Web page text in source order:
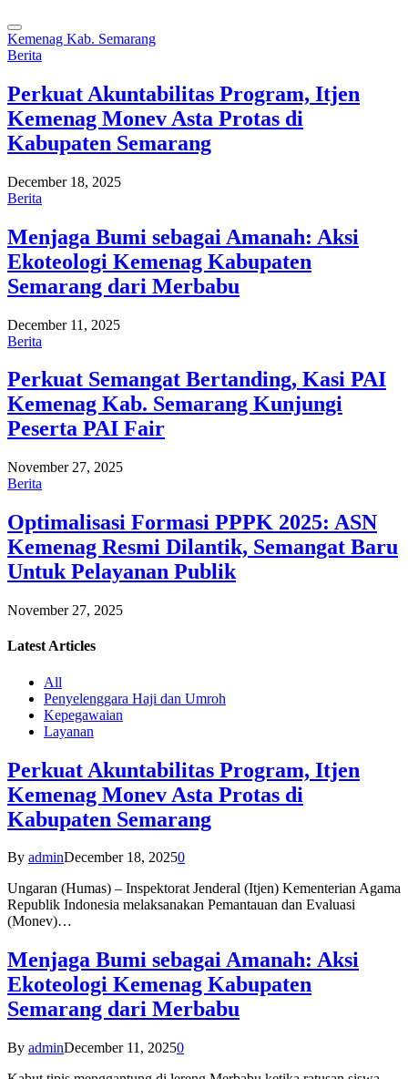
Kemenag Kab. Semarang
Berita
Perkuat Akuntabilitas Program, Itjen
Kemenag Monev Asta Protas di
Kabupaten Semarang
December 18, 2025
Berita
Menjaga Bumi sebagai Amanah: Aksi
Ekoteologi Kemenag Kabupaten
Semarang dari Merbabu
December 11, 2025
Berita
Perkuat Semangat Bertanding, Kasi PAI
Kemenag Kab. Semarang Kunjungi
Peserta PAI Fair
November 27, 2025
Berita
Optimalisasi Formasi PPPK 2025: ASN
Kemenag Resmi Dilantik, Semangat Baru
Untuk Pelayanan Publik
November 27, 2025
Latest Articles
All
Penyelenggara Haji dan Umroh
Kepegawaian
Layanan
Perkuat Akuntabilitas Program, Itjen
Kemenag Monev Asta Protas di
Kabupaten Semarang
By adminDecember 18, 20250
Ungaran (Humas) – Inspektorat Jenderal (Itjen) Kementerian Agama
Republik Indonesia melaksanakan Pemantauan dan Evaluasi
(Monev)…
Menjaga Bumi sebagai Amanah: Aksi
Ekoteologi Kemenag Kabupaten
Semarang dari Merbabu
By adminDecember 11, 20250